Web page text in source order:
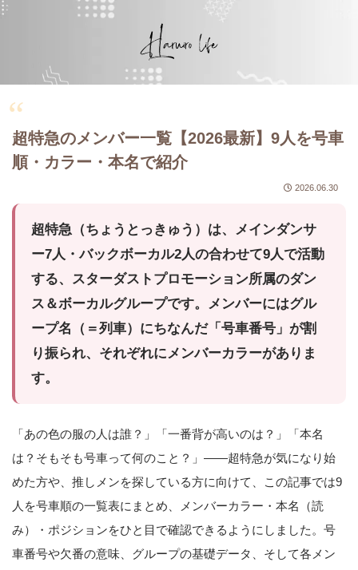
超特急のメンバー一覧【2026最新】9人を号車
順・カラー・本名で紹介
2026.06.30
超特急（ちょうとっきゅう）は、メインダンサ
ー7人・バックボーカル2人の合わせて9人で活動
する、スターダストプロモーション所属のダン
ス＆ボーカルグループです。メンバーにはグル
ープ名（＝列車）にちなんだ「号車番号」が割
り振られ、それぞれにメンバーカラーがありま
す。
「あの色の服の人は誰？」「一番背が高いのは？」「本名
は？そもそも号車って何のこと？」——超特急が気になり始
めた方や、推しメンを探している方に向けて、この記事では9
人を号車順の一覧表にまとめ、メンバーカラー・本名（読
み）・ポジションをひと目で確認できるようにしました。号
車番号や欠番の意味、グループの基礎データ、そして各メン